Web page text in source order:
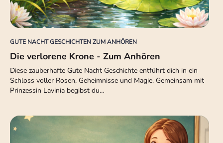
GUTE NACHT GESCHICHTEN ZUM ANHÖREN
Die verlorene Krone - Zum Anhören
Diese zauberhafte Gute Nacht Geschichte entführt dich in ein
Schloss voller Rosen, Geheimnisse und Magie. Gemeinsam mit
Prinzessin Lavinia begibst du…